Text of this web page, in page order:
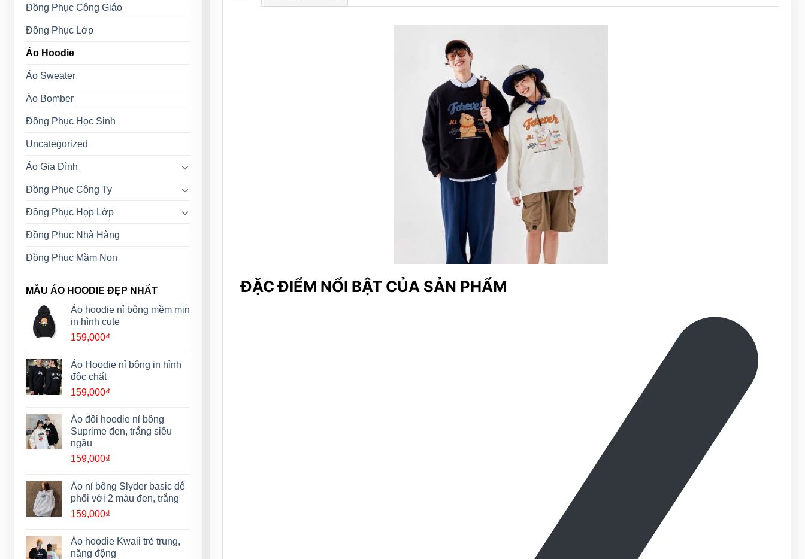
Đồng Phục Công Giáo
Đồng Phục Lớp
Áo Hoodie
Áo Sweater
Áo Bomber
Đồng Phục Học Sinh
Uncategorized
Áo Gia Đình
Đồng Phục Công Ty
Đồng Phục Họp Lớp
Đồng Phục Nhà Hàng
Đồng Phục Mầm Non
MẪU ÁO HOODIE ĐẸP NHẤT
Áo hoodie nỉ bông mềm mịn
in hình cute
159,000₫
Áo Hoodie nỉ bông in hình
độc chất
159,000₫
Áo đôi hoodie nỉ bông
Suprime đen, trắng siêu
ngầu
159,000₫
Áo nỉ bông Slyder basic dễ
phối với 2 màu đen, trắng
159,000₫
Áo hoodie Kwaii trẻ trung,
năng động
ĐẶC ĐIỂM NỔI BẬT CỦA SẢN PHẨM